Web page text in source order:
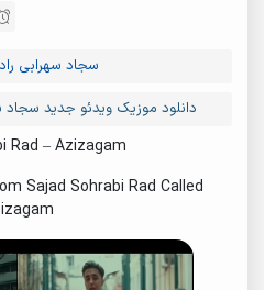
سجاد سهرابی راد
دانلود موزیک ویدئو جدید سجاد
Rad – Azizagam
Sajad Sohrabi Rad Called